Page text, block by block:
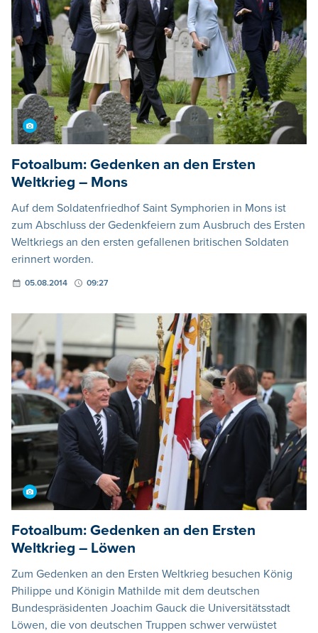
Fotoalbum: Gedenken an den Ersten
Weltkrieg – Mons
Auf dem Soldatenfriedhof Saint Symphorien in Mons ist
zum Abschluss der Gedenkfeiern zum Ausbruch des Ersten
Weltkriegs an den ersten gefallenen britischen Soldaten
erinnert worden.
05.08.2014 09:27
Fotoalbum: Gedenken an den Ersten
Weltkrieg – Löwen
Zum Gedenken an den Ersten Weltkrieg besuchen König
Philippe und Königin Mathilde mit dem deutschen
Bundespräsidenten Joachim Gauck die Universitätsstadt
Löwen, die von deutschen Truppen schwer verwüstet